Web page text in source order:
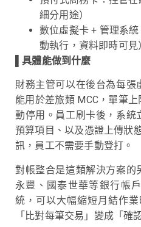
細分用途）
數位虛擬卡 + 管理系
動執行，資料即時可見
▌具體能做到什麼
財務主管可以在後台為每張
能用於差旅類 MCC，單筆
動停用。員工刷卡後，系統
預算項目、以及憑證上傳狀
訊，員工不需要手動登打。
對帳整合是這類解決方案的
永豐、國泰世華等銀行帳
統，可以大幅縮短月結作
「比對每筆交易」變成「確